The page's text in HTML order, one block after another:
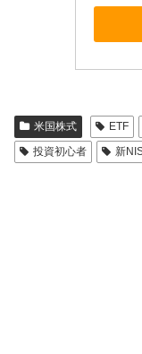
米国株式 ETF
投資初心者
新